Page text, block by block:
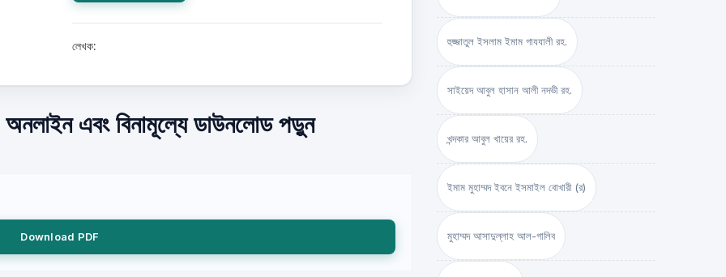
লেখক:
অনলাইন এবং বিনামূল্যে ডাউনলোড পড়ুন
Download PDF
হুজ্জাতুল ইসলাম ইমাম গাযযালী রহ.
সাইয়েদ আবুল হাসান আলী নদভী রহ.
খন্দকার আবুল খায়ের রহ.
ইমাম মুহাম্মদ ইবনে ইসমাইল বোখারী (র)
মুহাম্মদ আসাদুল্লাহ আল-গালিব